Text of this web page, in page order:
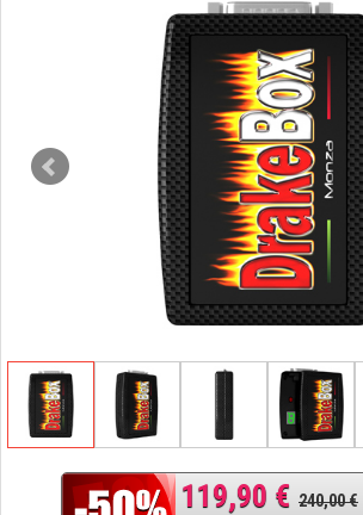
119,90 € 240,00 €